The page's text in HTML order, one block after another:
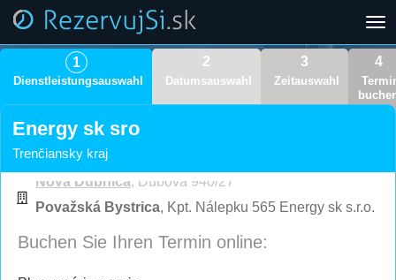
1
Dienstleistungsauswahl
2
Datumsauswahl
3
Zeitauswahl
4
Energy sk sro
Trenčiansky kraj
Nová Dubnica , Dubová 940/27
Považská Bystrica , Kpt. Nálepku 565 Energy sk s.r.o.
Buchen Sie Ihren Termin online: